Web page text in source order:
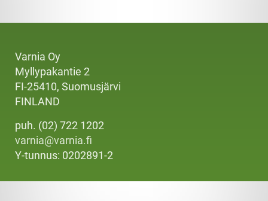
Varnia Oy
Myllypakantie 2
FI-25410, Suomusjärvi
FINLAND
puh. (02) 722 1202
varnia@varnia.fi
Y-tunnus: 0202891-2